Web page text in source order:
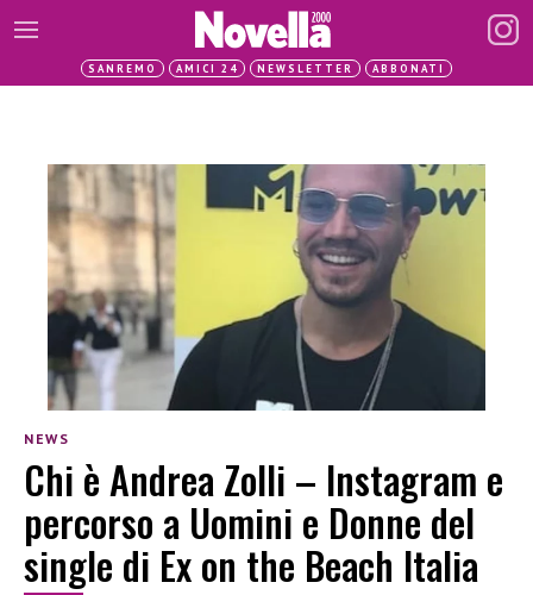
SANREMO AMICI 24 NEWSLETTER ABBONATI
NEWS
Chi è Andrea Zolli – Instagram e
percorso a Uomini e Donne del
single di Ex on the Beach Italia